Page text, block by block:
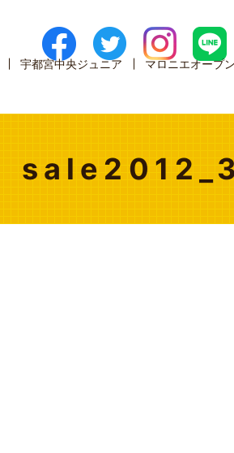
宇都宮中央ジュニア マロニエオープン
sale2012_3